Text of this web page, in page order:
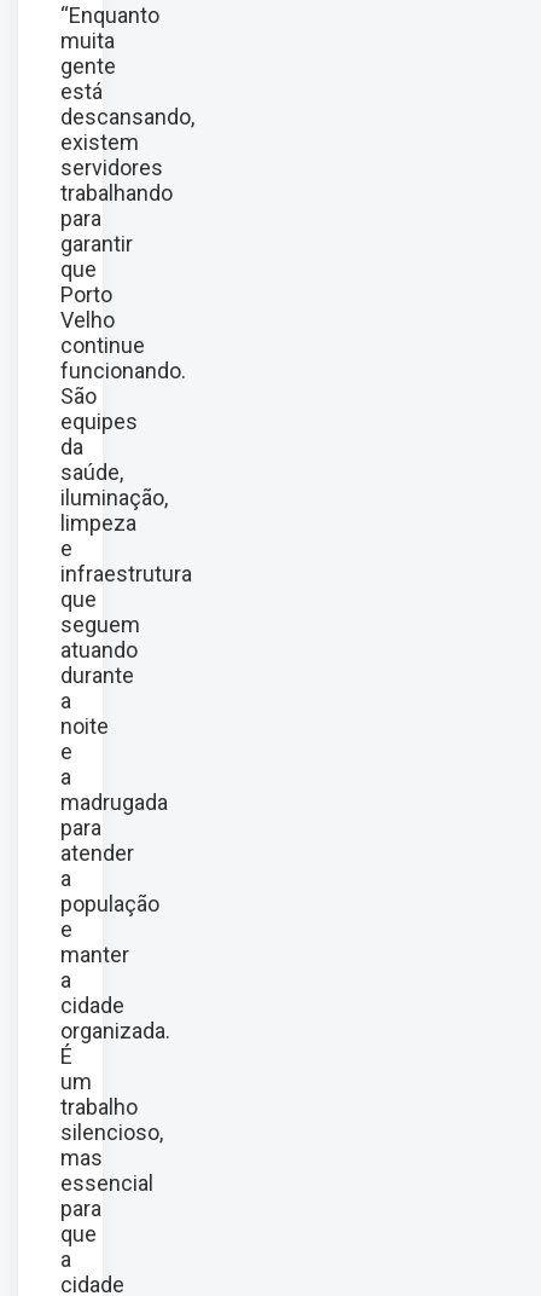
“Enquanto
muita
gente
está
descansando,
existem
servidores
trabalhando
para
garantir
que
Porto
Velho
continue
funcionando.
São
equipes
da
saúde,
iluminação,
limpeza
e
infraestrutura
que
seguem
atuando
durante
a
noite
e
a
madrugada
para
atender
a
população
e
manter
a
cidade
organizada.
É
um
trabalho
silencioso,
mas
essencial
para
que
a
cidade